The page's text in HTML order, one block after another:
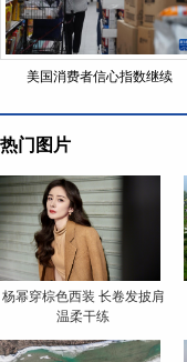
美国消费者信心指数继续
热门图片
杨幂穿棕色西装 长卷发披肩
温柔干练